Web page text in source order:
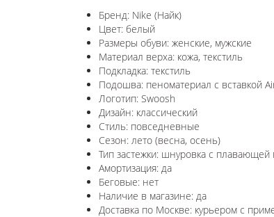
Бренд: Nike (Найк)
Цвет: белый
Размеры обуви: женские, мужские
Материал верха: кожа, текстиль
Подкладка: текстиль
Подошва: пеноматериал с вставкой
Логотип: Swoosh
Дизайн: классический
Стиль: повседневные
Сезон: лето (весна, осень)
Тип застежки: шнуровка с
Амортизация: да
Беговые: нет
Наличие в магазине: да
Доставка по Москве: курьером с